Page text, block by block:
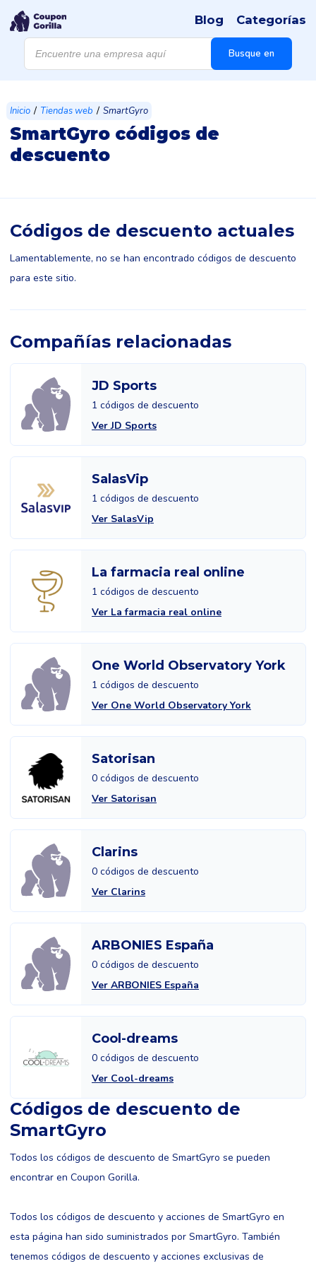
Búsqueda
productos
Busque en
Blog Categorías
Inicio / Tiendas web / SmartGyro
SmartGyro códigos de
descuento
Códigos de descuento actuales
Lamentablemente, no se han encontrado códigos de descuento
para este sitio.
Compañías relacionadas
JD Sports
1 códigos de descuento
Ver JD Sports
SalasVip
1 códigos de descuento
Ver SalasVip
La farmacia real online
1 códigos de descuento
Ver La farmacia real online
One World Observatory York
1 códigos de descuento
Ver One World Observatory York
Satorisan
0 códigos de descuento
Ver Satorisan
Clarins
0 códigos de descuento
Ver Clarins
ARBONIES España
0 códigos de descuento
Ver ARBONIES España
Cool-dreams
0 códigos de descuento
Ver Cool-dreams
Códigos de descuento de
SmartGyro
Todos los códigos de descuento de SmartGyro se pueden
encontrar en Coupon Gorilla.
Todos los códigos de descuento y acciones de SmartGyro en
esta página han sido suministrados por SmartGyro. También
tenemos códigos de descuento y acciones exclusivas de